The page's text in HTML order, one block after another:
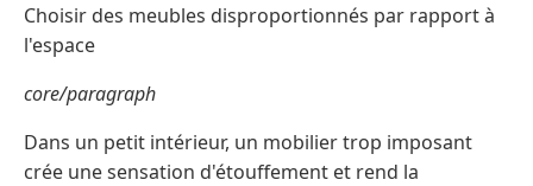
Choisir des meubles disproportionnés par rapport à
l'espace
core/paragraph
Dans un petit intérieur, un mobilier trop imposant
crée une sensation d'étouffement et rend la